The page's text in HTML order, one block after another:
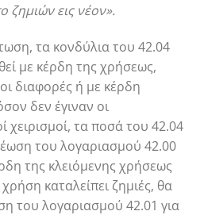
ζημιών εις νέον».
τα κονδύλια του 42.04
με κέρδη της χρήσεως,
διαφορές ή με κέρδη
δεν έγιναν οι
χειρισμοί, τα ποσά του 42.04
του λογαριασμού 42.00
της κλειόμενης χρήσεως
καταλείπει ζημιές, θα
του λογαριασμού 42.01 για